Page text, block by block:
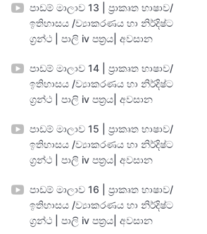
පාඩම් මාලාව 13 | ප්‍රාකෘත භාෂාව/
ඉතිහාසය /ව්‍යාකරණය හා නිර්දිෂ්ට
ග්‍රන්ථ | පාලි iv පත්‍රය| අවසාන
පාඩම් මාලාව 14 | ප්‍රාකෘත භාෂාව/
ඉතිහාසය /ව්‍යාකරණය හා නිර්දිෂ්ට
ග්‍රන්ථ | පාලි iv පත්‍රය| අවසාන
පාඩම් මාලාව 15 | ප්‍රාකෘත භාෂාව/
ඉතිහාසය /ව්‍යාකරණය හා නිර්දිෂ්ට
ග්‍රන්ථ | පාලි iv පත්‍රය| අවසාන
පාඩම් මාලාව 16 | ප්‍රාකෘත භාෂාව/
ඉතිහාසය /ව්‍යාකරණය හා නිර්දිෂ්ට
ග්‍රන්ථ | පාලි iv පත්‍රය| අවසාන